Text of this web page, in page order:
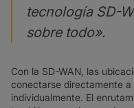
tecnología SD-
sobre todo».
Con la SD-WAN, las
conectarse directamente
individualmente. El